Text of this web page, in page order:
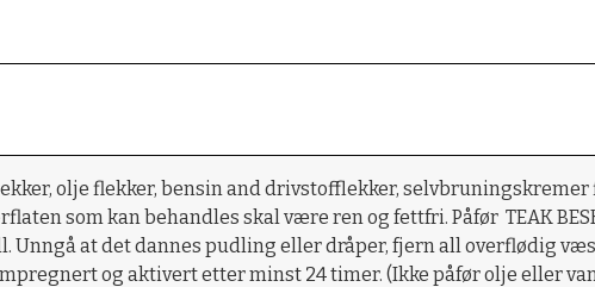
olje flekker, bensin and drivstofflekker, selvbruningskremer
som kan behandles skal være ren og fettfri. Påfør TEAK
Unngå at det dannes pudling eller dråper, fjern all overflødig
og aktivert etter minst 24 timer. (Ikke påfør olje eller